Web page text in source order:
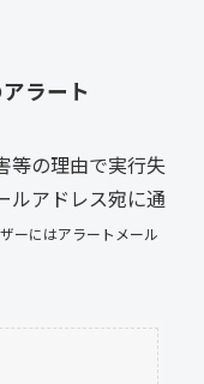
ラート
等の理由で実行失
ルアドレス宛に通
ーにはアラートメール